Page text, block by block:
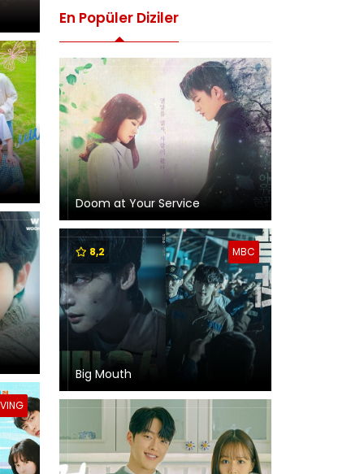
En Popüler Diziler
Doom at Your Service
MBC
8,2
Big Mouth